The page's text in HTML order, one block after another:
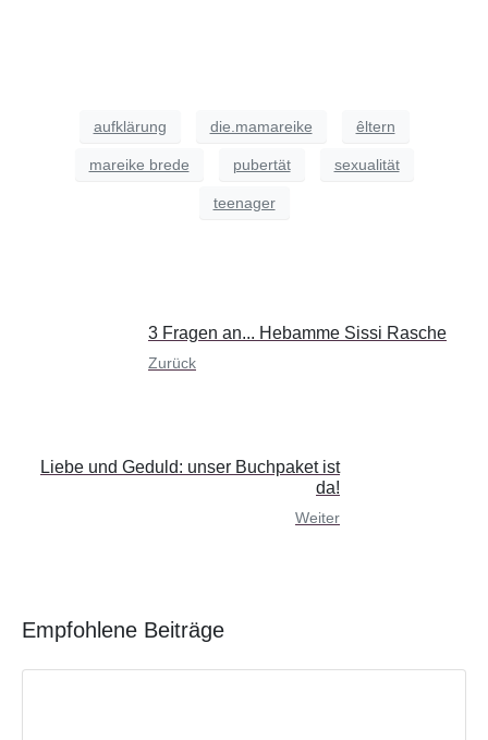
aufklärung die.mamareike êltern
mareike brede pubertät sexualität
teenager
3 Fragen an... Hebamme Sissi Rasche
Zurück
Liebe und Geduld: unser Buchpaket ist
da!
Weiter
Empfohlene Beiträge